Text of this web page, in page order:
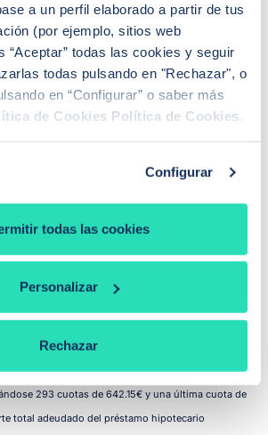
a un perfil elaborado a partir de tus
(por ejemplo, sitios web
“Aceptar” todas las cookies y seguir
todas pulsando en "Rechazar", o
en “Configurar” o saber más
de Cookies Política de Cookies .
Configurar
todas las cookies
Personalizar
Rechazar
y un coste anual de 0€ de la cuenta
sobre el supuesto de que el prestatario
simple solicitadas por Pibank y que, por lo tanto,
TAE Variable será 2,18% (teniendo en cuenta un
y 20,90€ por la nota simple registral), y el
de 195.188,65€, teniendo el préstamo un coste
ejemplo representativo
por Pibank partiendo del supuesto de que el
150.000 € y el plazo de duración de 25 años, a un
cuotas, ya que los 6 primeros meses no se paga
293 cuotas de 642.15€ y una última cuota de
total adeudado del préstamo hipotecario